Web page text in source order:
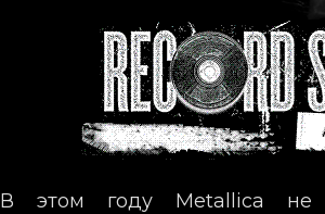
В этом году Metallica не